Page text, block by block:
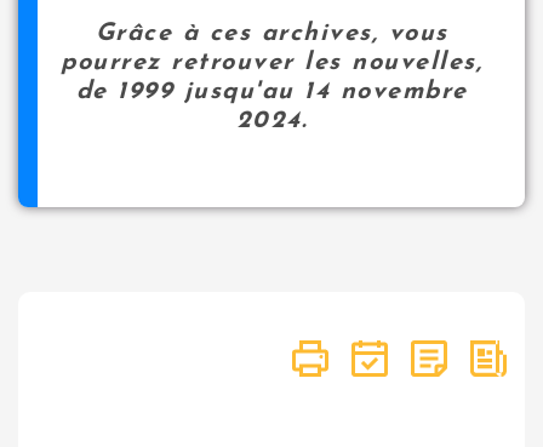
Grâce à ces archives, vous
pourrez retrouver les nouvelles,
de 1999 jusqu'au 14 novembre
2024.